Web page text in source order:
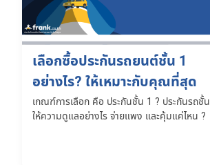
เลือกซื้อประกันรถยนต์ชั้น 1
อย่างไร? ให้เหมาะกับคุณที่สุด
เกณฑ์การเลือก คือ ประกันชั้น 1 ? ประกันรถชั้
ให้ความดูแลอย่างไร จ่ายแพง และคุ้มแค่ไหน ?